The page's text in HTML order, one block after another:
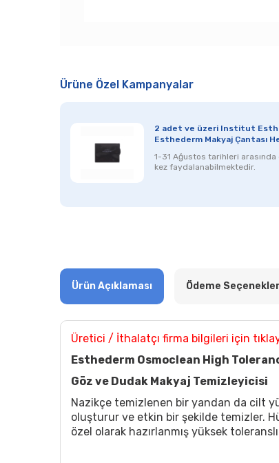
Ürüne Özel Kampanyalar
2 adet ve üzeri Institut
Esthederm Makyaj Çantası
1-31 Ağustos tarihleri arasında
kez faydalanabilmektedir.
Ürün Açıklaması Ödeme
Üretici / İthalatçı firma bilgileri için
Esthederm Osmoclean High
Göz ve Dudak Makyaj Temizleyicisi
Nazikçe temizlenen bir yandan da cilt
oluşturur ve etkin bir şekilde temizler.
özel olarak hazırlanmış yüksek